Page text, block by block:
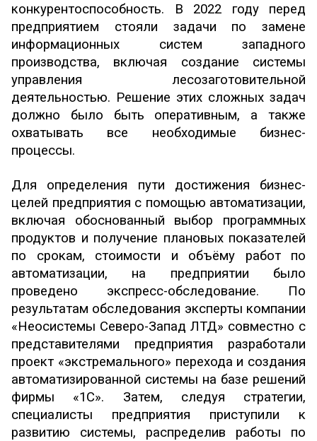
конкурентоспособность. В 2022 году перед
предприятием стояли задачи по замене
информационных систем западного
производства, включая создание системы
управления лесозаготовительной
деятельностью. Решение этих сложных задач
должно было быть оперативным, а также
охватывать все необходимые бизнес-
процессы.
Для определения пути достижения бизнес-
целей предприятия с помощью автоматизации,
включая обоснованный выбор программных
продуктов и получение плановых показателей
по срокам, стоимости и объёму работ по
автоматизации, на предприятии было
проведено экспресс-обследование. По
результатам обследования эксперты компании
«Неосистемы Северо-Запад ЛТД» совместно с
представителями предприятия разработали
проект «экстремального» перехода и создания
автоматизированной системы на базе решений
фирмы «1С». Затем, следуя стратегии,
специалисты предприятия приступили к
развитию системы, распределив работы по